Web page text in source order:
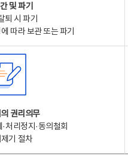
및 파기
퇴 시 파기
따라 보관 또는 파기
권리의무
·처리정지·동의철회
제기 절차